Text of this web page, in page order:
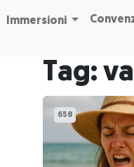
Immersioni
Tag:
658